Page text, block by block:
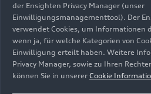
Mit der Funktion ‚Trainiertes
Parkmanöver gespeichert und
automatisch ausgeführt werden.
Bild-Nr: A251914 · Copyright:
Rechte: Verwendung für
der Ensighten Privacy Manager (unser
Einwilligungsmanagementtool). Der
verwendet Cookies, um Informationen
wenn ja, für welche Kategorien von
Einwilligung erteilt haben. Weitere
Privacy Manager, sowie zu Ihren
können Sie in unserer Cookie